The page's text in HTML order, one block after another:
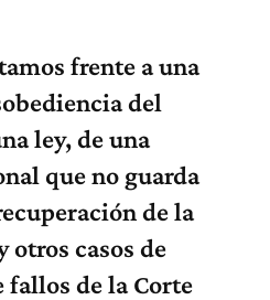
frente a una
del
ley, de una
que no guarda
de la
otros casos de
de la Corte